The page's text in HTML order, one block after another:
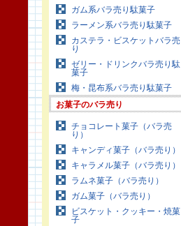
ガム系バラ売り駄菓子
ラーメン系バラ売り駄菓子
カステラ・ビスケットバラ売
り
ゼリー・ドリンクバラ売り駄
菓子
梅・昆布系バラ売り駄菓子
お菓子のバラ売り
チョコレート菓子（バラ売
り）
キャンディ菓子（バラ売り）
キャラメル菓子（バラ売り）
ラムネ菓子（バラ売り）
ガム菓子（バラ売り）
ビスケット・クッキー・焼菓
子